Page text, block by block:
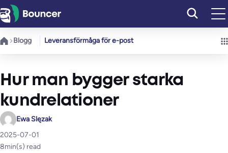
Hoppa
till
innehåll
Blogg Leveransförmåga för e-post
Hur man bygger starka
kundrelationer
Ewa Slęzak
2025-07-01
8min(s) read